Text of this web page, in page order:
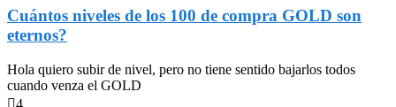
Cuántos niveles de los 100 de compra GOLD son
eternos?
Hola quiero subir de nivel, pero no tiene sentido bajarlos todos
cuando venza el GOLD